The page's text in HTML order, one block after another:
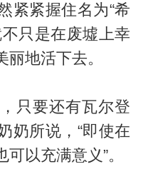
紧紧握住名为“希
只是在废墟上幸
地活下去。
只要还有瓦尔登
奶所说，“即使在
以充满意义”。